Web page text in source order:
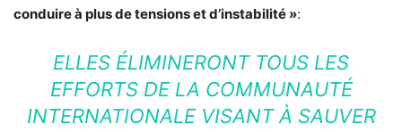
conduire à plus de tensions et d’instabilité »:
ELLES ÉLIMINERONT TOUS LES
EFFORTS DE LA COMMUNAUTÉ
INTERNATIONALE VISANT À SAUVER